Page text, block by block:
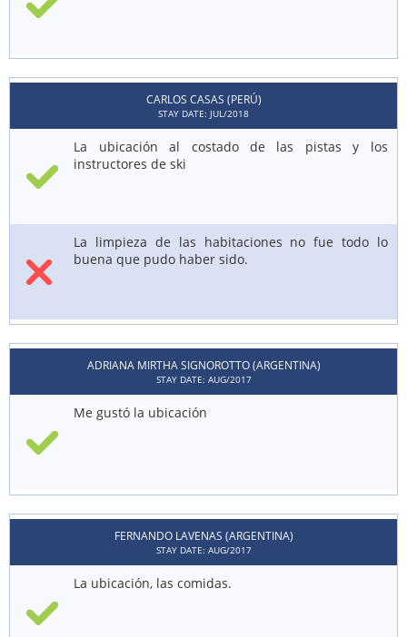
CARLOS CASAS (PERÚ)
STAY DATE: JUL/2018
La ubicación al costado de las pistas y los
instructores de ski
La limpieza de las habitaciones no fue todo lo
buena que pudo haber sido.
ADRIANA MIRTHA SIGNOROTTO (ARGENTINA)
STAY DATE: AUG/2017
Me gustó la ubicación
FERNANDO LAVENAS (ARGENTINA)
STAY DATE: AUG/2017
La ubicación, las comidas.